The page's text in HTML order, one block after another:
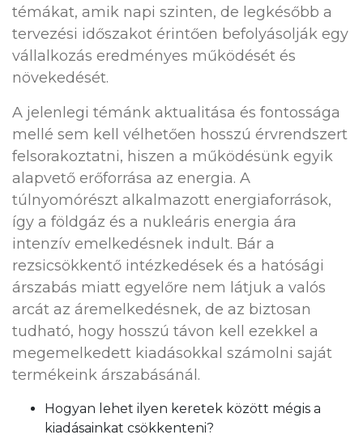
témákat, amik napi szinten, de legkésőbb a
tervezési időszakot érintően befolyásolják egy
vállalkozás eredményes működését és
növekedését.
A jelenlegi témánk aktualitása és fontossága
mellé sem kell vélhetően hosszú érvrendszert
felsorakoztatni, hiszen a működésünk egyik
alapvető erőforrása az energia. A
túlnyomórészt alkalmazott energiaforrások,
így a földgáz és a nukleáris energia ára
intenzív emelkedésnek indult. Bár a
rezsicsökkentő intézkedések és a hatósági
árszabás miatt egyelőre nem látjuk a valós
arcát az áremelkedésnek, de az biztosan
tudható, hogy hosszú távon kell ezekkel a
megemelkedett kiadásokkal számolni saját
termékeink árszabásánál.
Hogyan lehet ilyen keretek között mégis a
kiadásainkat csökkenteni?